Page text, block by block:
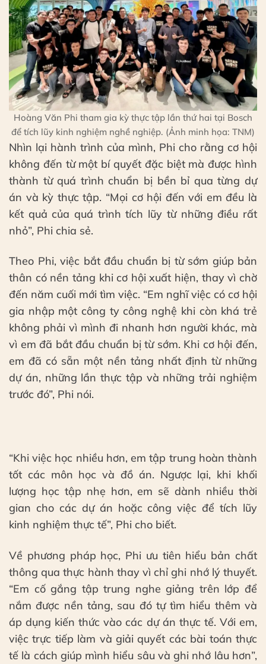
Hoàng Văn Phi tham gia kỳ thực tập lần thứ hai tại Bosch
để tích lũy kinh nghiệm nghề nghiệp. (Ảnh minh họa: TNM)
Nhìn lại hành trình của mình, Phi cho rằng cơ hội
không đến từ một bí quyết đặc biệt mà được hình
thành từ quá trình chuẩn bị bền bỉ qua từng dự
án và kỳ thực tập. “Mọi cơ hội đến với em đều là
kết quả của quá trình tích lũy từ những điều rất
nhỏ”, Phi chia sẻ.
Theo Phi, việc bắt đầu chuẩn bị từ sớm giúp bản
thân có nền tảng khi cơ hội xuất hiện, thay vì chờ
đến năm cuối mới tìm việc. “Em nghĩ việc có cơ hội
gia nhập một công ty công nghệ khi còn khá trẻ
không phải vì mình đi nhanh hơn người khác, mà
vì em đã bắt đầu chuẩn bị từ sớm. Khi cơ hội đến,
em đã có sẵn một nền tảng nhất định từ những
dự án, những lần thực tập và những trải nghiệm
trước đó”, Phi nói.
“Khi việc học nhiều hơn, em tập trung hoàn thành
tốt các môn học và đồ án. Ngược lại, khi khối
lượng học tập nhẹ hơn, em sẽ dành nhiều thời
gian cho các dự án hoặc công việc để tích lũy
kinh nghiệm thực tế”, Phi cho biết.
Về phương pháp học, Phi ưu tiên hiểu bản chất
thông qua thực hành thay vì chỉ ghi nhớ lý thuyết.
“Em cố gắng tập trung nghe giảng trên lớp để
nắm được nền tảng, sau đó tự tìm hiểu thêm và
áp dụng kiến thức vào các dự án thực tế. Với em,
việc trực tiếp làm và giải quyết các bài toán thực
tế là cách giúp mình hiểu sâu và ghi nhớ lâu hơn”,